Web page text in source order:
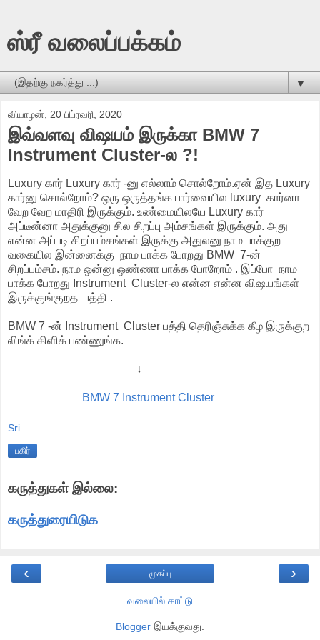
ஸ்ரீ வலைப்பக்கம்
▼
வியாழன், 20 பிப்ரவரி, 2020
இவ்வளவு விஷயம் இருக்கா BMW 7
Instrument Cluster-ல ?!
Luxury கார் Luxury கார் -னு எல்லாம் சொல்றோம்.ஏன் இத Luxury
கார்னு சொல்றோம்? ஒரு ஒருத்தங்க பார்வையில luxury கார்னா
வேற வேற மாதிரி இருக்கும். உண்மையிலயே Luxury கார்
அப்டீன்னா அதுக்குனு சில சிறப்பு அம்சங்கள் இருக்கும். அது
என்ன அப்படி சிறப்பம்சங்கள் இருக்கு அதுலனு நாம பாக்குற
வகையில இன்னைக்கு நாம பாக்க போறது BMW 7-ன்
சிறப்பம்சம். நாம ஒன்னு ஒண்ணா பாக்க போறோம் . இப்போ நாம
பாக்க போறது Instrument Cluster-ல என்ன என்ன விஷயங்கள்
இருக்குங்குறத பத்தி .
BMW 7 -ன் Instrument Cluster பத்தி தெரிஞ்சுக்க கீழ இருக்குற
லிங்க் கிளிக் பண்ணுங்க.
↓
BMW 7 Instrument Cluster
Sri
பகிர்
கருத்துகள் இல்லை:
கருத்துரையிடுக
‹ ›
முகப்பு
வலையில் காட்டு
Blogger இயக்குவது.